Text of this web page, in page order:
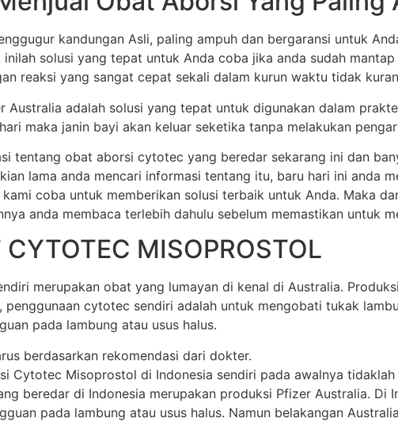
kandungan Asli, paling ampuh dan bergaransi untuk
solusi yang tepat untuk Anda coba jika anda sudah
reaksi yang sangat cepat sekali dalam kurun waktu tidak
adalah solusi yang tepat untuk digunakan dalam
maka janin bayi akan keluar seketika tanpa melakukan
tentang obat aborsi cytotec yang beredar sekarang ini dan
lama anda mencari informasi tentang itu, baru hari ini anda
coba untuk memberikan solusi terbaik untuk Anda. Maka
anda membaca terlebih dahulu sebelum memastikan untuk
MISOPROSTOL
merupakan obat yang lumayan di kenal di Australia.
cytotec sendiri adalah untuk mengobati tukak
pada lambung atau usus halus.
berdasarkan rekomendasi dari dokter.
Cytotec Misoprostol di Indonesia sendiri pada awalnya
beredar di Indonesia merupakan produksi Pfizer Australia. Di
pada lambung atau usus halus. Namun belakangan